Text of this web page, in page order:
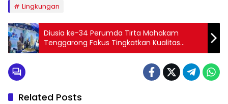
Lingkungan
Diusia ke-34 Perumda Tirta Mahakam
Tenggarong Fokus Tingkatkan Kualitas
Pelayanan dan Tekan Kebocoran Air
Related Posts